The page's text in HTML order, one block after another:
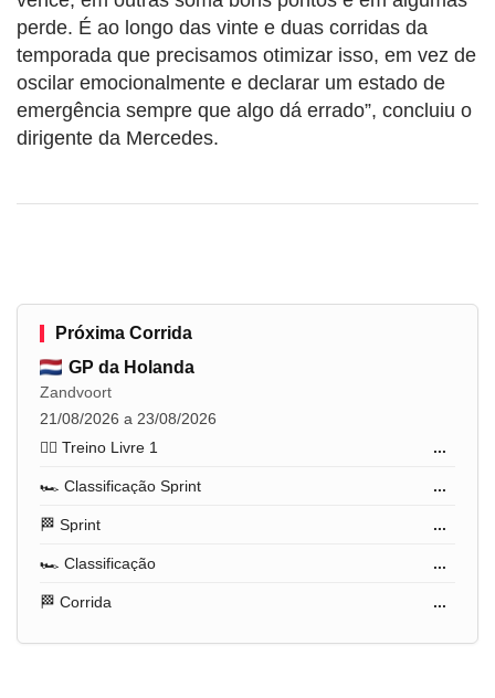
perde. É ao longo das vinte e duas corridas da
temporada que precisamos otimizar isso, em vez de
oscilar emocionalmente e declarar um estado de
emergência sempre que algo dá errado”, concluiu o
dirigente da Mercedes.
Próxima Corrida
GP da Holanda
Zandvoort
21/08/2026 a 23/08/2026
🏋️‍♂️ Treino Livre 1
...
🏎️ Classificação Sprint ...
🏁 Sprint ...
🏎️ Classificação ...
🏁 Corrida ...